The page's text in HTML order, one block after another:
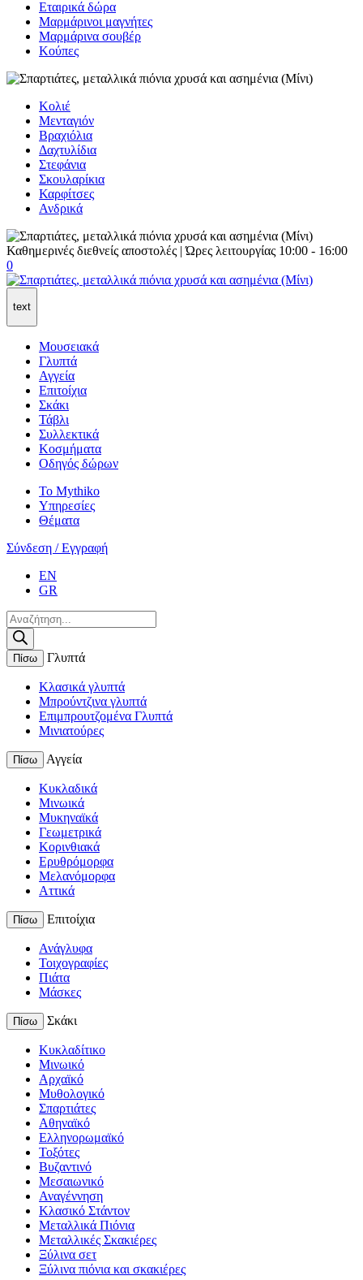
Εταιρικά δώρα
Μαρμάρινοι μαγνήτες
Μαρμάρινα σουβέρ
Κούπες
Κολιέ
Μενταγιόν
Βραχιόλια
Δαχτυλίδια
Στεφάνια
Σκουλαρίκια
Καρφίτσες
Ανδρικά
Καθημερινές διεθνείς αποστολές | Ώρες λειτουργίας 10:00 - 16:00
0
text
Μουσειακά
Γλυπτά
Αγγεία
Επιτοίχια
Σκάκι
Τάβλι
Συλλεκτικά
Κοσμήματα
Οδηγός δώρων
Το Mythiko
Υπηρεσίες
Θέματα
Σύνδεση / Εγγραφή
EN
GR
Products
search
Πίσω Γλυπτά
Κλασικά γλυπτά
Μπρούντζινα γλυπτά
Επιμπρουτζομένα Γλυπτά
Μινιατούρες
Πίσω Αγγεία
Κυκλαδικά
Μινωικά
Μυκηναϊκά
Γεωμετρικά
Κορινθιακά
Ερυθρόμορφα
Μελανόμορφα
Αττικά
Πίσω Επιτοίχια
Ανάγλυφα
Τοιχογραφίες
Πιάτα
Μάσκες
Πίσω Σκάκι
Κυκλαδίτικο
Μινωικό
Αρχαϊκό
Μυθολογικό
Σπαρτιάτες
Αθηναϊκό
Ελληνορωμαϊκό
Τοξότες
Βυζαντινό
Μεσαιωνικό
Αναγέννηση
Κλασικό Στάντον
Μεταλλικά Πιόνια
Μεταλλικές Σκακιέρες
Ξύλινα σετ
Ξύλινα πιόνια και σκακιέρες